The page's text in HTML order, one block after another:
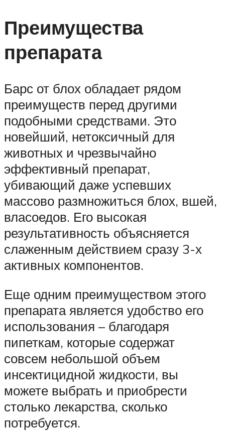
Преимущества
препарата
Барс от блох обладает рядом
преимуществ перед другими
подобными средствами. Это
новейший, нетоксичный для
животных и чрезвычайно
эффективный препарат,
убивающий даже успевших
массово размножиться блох, вшей,
власоедов. Его высокая
результативность объясняется
слаженным действием сразу 3-х
активных компонентов.
Еще одним преимуществом этого
препарата является удобство его
использования – благодаря
пипеткам, которые содержат
совсем небольшой объем
инсектицидной жидкости, вы
можете выбрать и приобрести
столько лекарства, сколько
потребуется.